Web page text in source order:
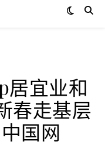
居宜业和
春走基层
国网